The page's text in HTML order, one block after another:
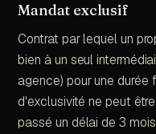
Mandat exclusif
Contrat par lequel un
bien à un seul
agence) pour une durée
d'exclusivité ne peut
passé un délai de 3